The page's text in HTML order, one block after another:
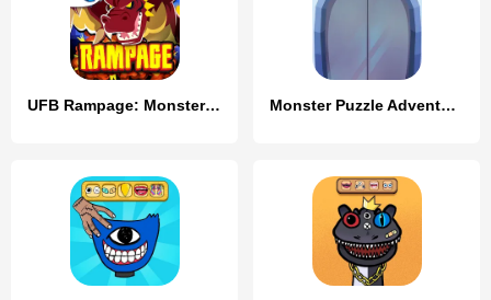
UFB Rampage: Monster Fight Monster Puzzle Adventure